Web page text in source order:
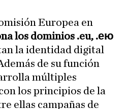
Europea en
los dominios .eu, .ею
la identidad digital
de su función
múltiples
los principios de la
ellas campañas de